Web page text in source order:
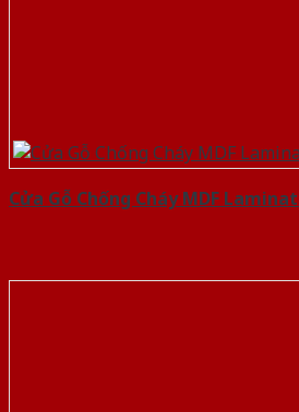
Cửa Gỗ Chống Cháy MDF